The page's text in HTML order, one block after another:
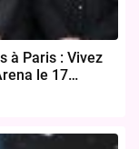
à Paris : Vivez
le 17